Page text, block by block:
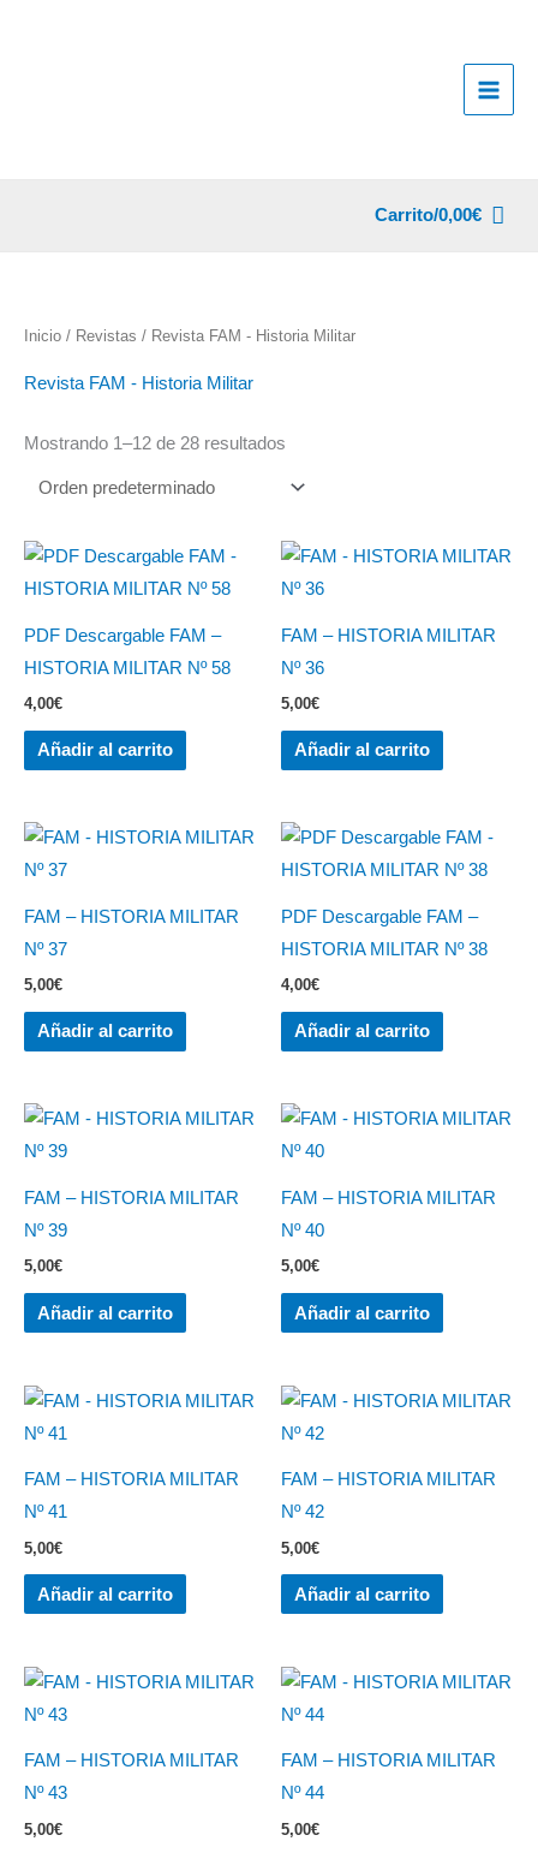
Carrito/0,00€
Inicio / Revistas / Revista FAM - Historia Militar
Revista FAM - Historia Militar
Mostrando 1–12 de 28 resultados
PDF Descargable FAM –
HISTORIA MILITAR Nº 58
4,00€
Añadir al carrito
FAM – HISTORIA MILITAR
Nº 36
5,00€
Añadir al carrito
FAM – HISTORIA MILITAR
Nº 37
5,00€
Añadir al carrito
PDF Descargable FAM –
HISTORIA MILITAR Nº 38
4,00€
Añadir al carrito
FAM – HISTORIA MILITAR
Nº 39
5,00€
Añadir al carrito
FAM – HISTORIA MILITAR
Nº 40
5,00€
Añadir al carrito
FAM – HISTORIA MILITAR
Nº 41
5,00€
Añadir al carrito
FAM – HISTORIA MILITAR
Nº 42
5,00€
Añadir al carrito
FAM – HISTORIA MILITAR
Nº 43
5,00€
FAM – HISTORIA MILITAR
Nº 44
5,00€